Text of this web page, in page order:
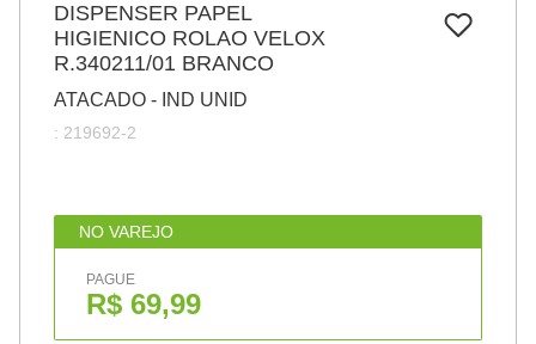
DISPENSER PAPEL
HIGIENICO ROLAO VELOX
R.340211/01 BRANCO
ATACADO - IND UNID
: 219692-2
NO VAREJO
PAGUE
R$ 69,99
papel